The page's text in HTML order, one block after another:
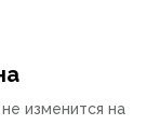
изменится на